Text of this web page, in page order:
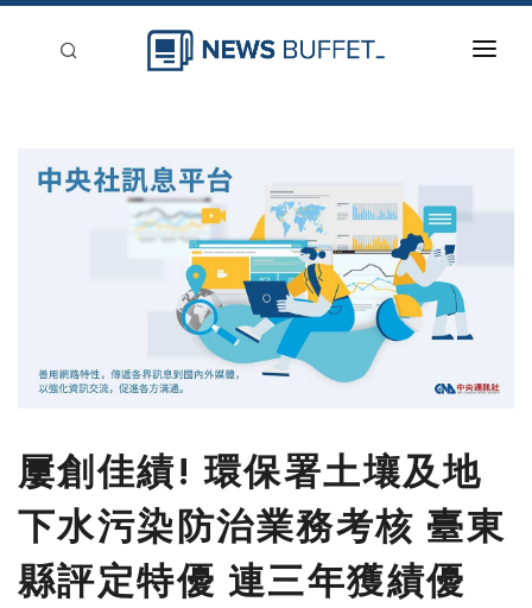
屢創佳績! 環保署土壤及地
下水污染防治業務考核 臺東
縣評定特優 連三年獲績優